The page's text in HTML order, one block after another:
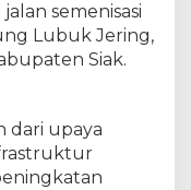
semenisasi
Lubuk Jering,
Siak.
dari upaya